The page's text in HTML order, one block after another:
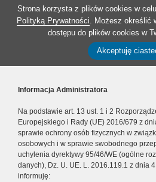
Strona korzysta z plików cookies w
Polityką Prywatności. Możesz określić
dostępu do plików cookies w
Akceptuję
Informacja Administratora
Na podstawie art. 13 ust. 1 i 2
Europejskiego i Rady (UE) 2016/679 z
sprawie ochrony osób fizycznych w
osobowych i w sprawie swobodnego
uchylenia dyrektywy 95/46/WE (ogólne
danych), Dz. U. UE. L. 2016.119.1 z dnia
informuję: